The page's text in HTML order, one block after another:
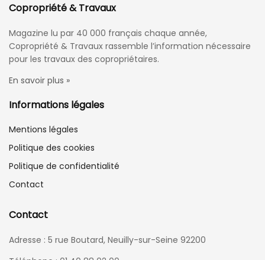
Copropriété & Travaux
Magazine lu par 40 000 français chaque année,
Copropriété & Travaux rassemble l’information nécessaire
pour les travaux des copropriétaires.
En savoir plus »
Informations légales
Mentions légales
Politique des cookies
Politique de confidentialité
Contact
Contact
Adresse : 5 rue Boutard, Neuilly-sur-Seine 92200